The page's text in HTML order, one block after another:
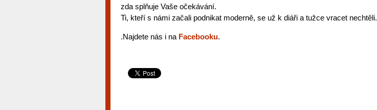
zda splňuje Vaše očekávání.
Ti, kteří s námi začali podnikat moderně, se už k diáři a tužce vracet nechtěli.
.Najdete nás i na Facebooku.